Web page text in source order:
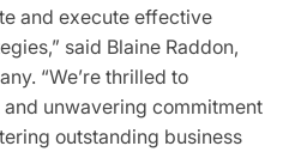
and execute effective
said Blaine Raddon,
“We’re thrilled to
unwavering commitment
outstanding business